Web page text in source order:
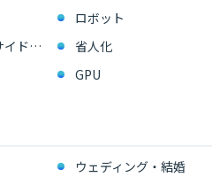
ロボット
営業支援・インサイドセールス 省人化
GPU
ウェディング・結婚